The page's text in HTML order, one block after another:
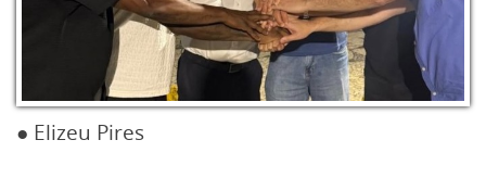
● Elizeu Pires